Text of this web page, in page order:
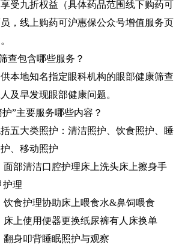
受九折权益（具体药品范围线下购药可
，线上购药可沪惠保公众号增值服务页
查包含哪些服务？
本地知名指定眼科机构的眼部健康筛查
及早发现眼部健康问题。
”主要服务哪些内容？
五大类照护：清洁照护、饮食照护、睡
、移动照护
面部清洁口腔护理床上洗头床上擦身手
护理
饮食护理协助床上喂食水&鼻饲喂食
床上使用便器更换纸尿裤有人床换单
翻身叩背睡眠照护与观察